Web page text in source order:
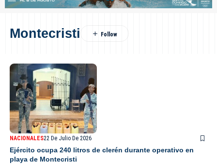
Montecristi
NACIONALES22 De Julio De 2026
Ejército ocupa 240 litros de clerén durante operativo en
playa de Montecristi